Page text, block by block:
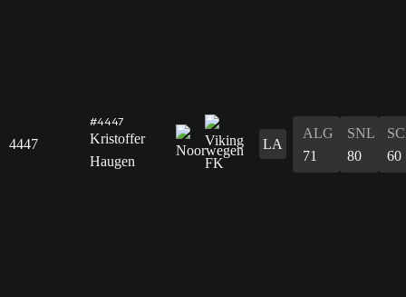
4447
#4447
Kristoffer
Haugen
LA
ALG
71
SNL
80
60